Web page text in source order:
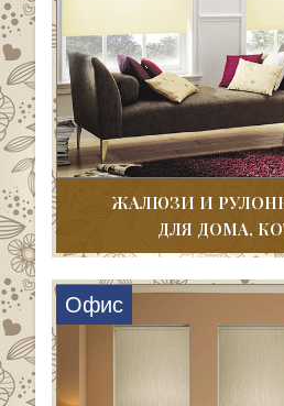
ЖАЛЮЗИ И
ДЛЯ ДОМА,
Офис